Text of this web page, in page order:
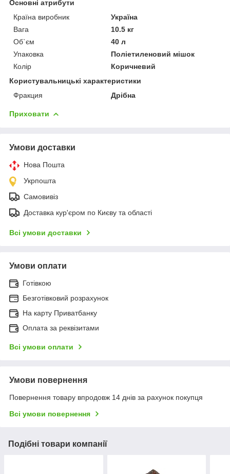
Основні атрибути
Країна виробник
Україна
Вага
10.5 кг
Об`єм
40 л
Упаковка
Поліетиленовий мішок
Колір
Коричневий
Користувальницькі характеристики
Фракция
Дрібна
Приховати
Умови доставки
Нова Пошта
Укрпошта
Самовивіз
Доставка кур'єром по Києву та області
Всі умови доставки
Умови оплати
Готівкою
Безготівковий розрахунок
На карту Приватбанку
Оплата за реквізитами
Всі умови оплати
Умови повернення
Повернення товару впродовж 14 днів за рахунок покупця
Всі умови повернення
Подібні товари компанії